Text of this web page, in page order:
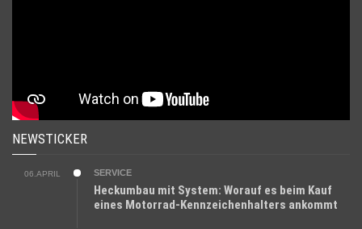
NEWSTICKER
06.APRIL SERVICE
Heckumbau mit System: Worauf es beim Kauf
eines Motorrad-Kennzeichenhalters ankommt